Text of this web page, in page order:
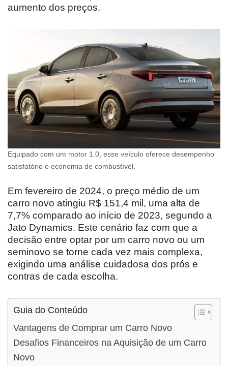
aumento dos preços.
Equipado com um motor 1.0, esse veículo oferece desempenho
satisfatório e economia de combustível.
Em fevereiro de 2024, o preço médio de um
carro novo atingiu R$ 151,4 mil, uma alta de
7,7% comparado ao início de 2023, segundo a
Jato Dynamics. Este cenário faz com que a
decisão entre optar por um carro novo ou um
seminovo se torne cada vez mais complexa,
exigindo uma análise cuidadosa dos prós e
contras de cada escolha.
Guia do Conteúdo
Vantagens de Comprar um Carro Novo
Desafios Financeiros na Aquisição de um Carro
Novo